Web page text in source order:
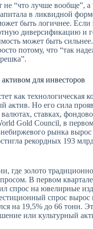
“что лучше вообще”,
в ликвидной
быть логичнее.
диверсификацию и
может быть
потому, что “так
для инвесторов
как технологическая
актив. Но его сила
ставках,
Gold Council, в
рынка
рекордных 193
где золото традиционно
В первом
спрос на ювелирные
спрос вырос
на 19,5% до 66 тонн.
или культурный